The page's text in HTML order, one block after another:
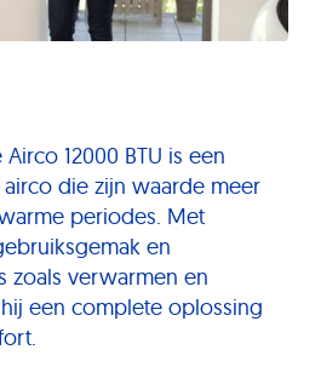
12000 BTU is een
die zijn waarde meer
periodes. Met
en
zoals verwarmen en
een complete oplossing